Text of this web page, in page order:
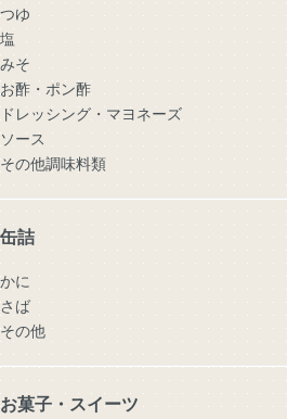
つゆ
塩
みそ
お酢・ポン酢
ドレッシング・マヨネーズ
ソース
その他調味料類
缶詰
かに
さば
その他
お菓子・スイーツ